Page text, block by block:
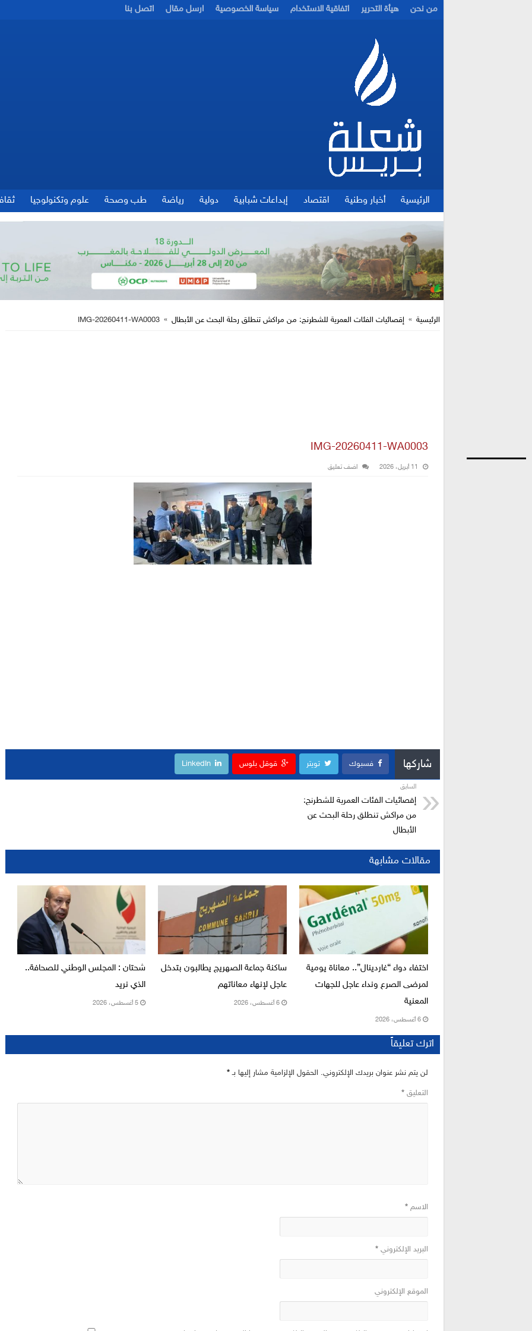
من نحن هيأة التحرير اتفاقية الاستخدام سياسة الخصوصية ارسل مقال اتصل بنا
الرئيسية أخبار وطنية اقتصاد إبداعات شبابية دولية رياضة طب وصحة علوم وتكنولوجيا
الرئيسية » إقصائيات الفئات العمرية للشطرنج: من مراكش تنطلق رحلة البحث عن الأبطال »
IMG-20260411-WA0003
IMG-20260411-WA0003
11 أبريل، 2026 اضف تعليق
شاركها فسبوك تويتر قوقل بلوس LinkedIn
السابق
إقصائيات الفئات العمرية للشطرنج:
من مراكش تنطلق رحلة البحث عن
الأبطال
مقالات مشابهة
اختفاء دواء “غاردينال”.. معاناة يومية
لمرضى الصرع ونداء عاجل للجهات
المعنية
6 أغسطس، 2026
ساكنة جماعة الصهريج يطالبون بتدخل
عاجل لإنهاء معاناتهم
6 أغسطس، 2026
شحتان : المجلس الوطني للصحافة..
الذي نريد
5 أغسطس، 2026
اترك تعليقاً
لن يتم نشر عنوان بريدك الإلكتروني. الحقول الإلزامية مشار إليها بـ*
التعليق*
الاسم*
البريد الإلكتروني*
الموقع الإلكتروني